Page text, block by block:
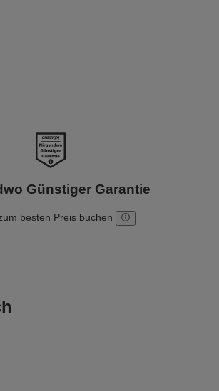
Günstiger Garantie
besten Preis buchen